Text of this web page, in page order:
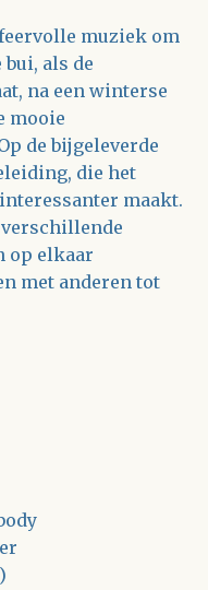
muziek om
als de
na een winterse
mooie
de bijgeleverde
die het
maakt.
op elkaar
met anderen tot